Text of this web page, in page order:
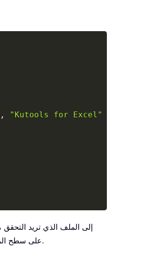
,
"Kutools for Excel"
” على سطح المكتب. ويمكنك بسهولة تعديل مسار الملف وامتداده ليتناسب مع احتياجاتك.